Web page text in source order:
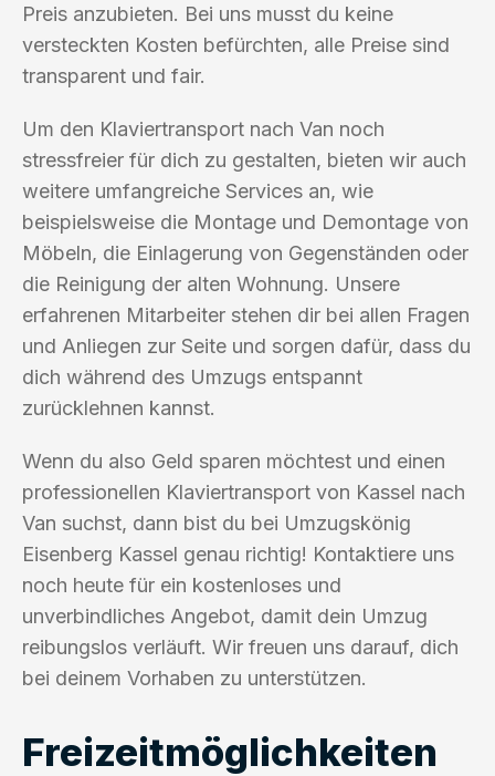
Preis anzubieten. Bei uns musst du keine
versteckten Kosten befürchten, alle Preise sind
transparent und fair.
Um den Klaviertransport nach Van noch
stressfreier für dich zu gestalten, bieten wir auch
weitere umfangreiche Services an, wie
beispielsweise die Montage und Demontage von
Möbeln, die Einlagerung von Gegenständen oder
die Reinigung der alten Wohnung. Unsere
erfahrenen Mitarbeiter stehen dir bei allen Fragen
und Anliegen zur Seite und sorgen dafür, dass du
dich während des Umzugs entspannt
zurücklehnen kannst.
Wenn du also Geld sparen möchtest und einen
professionellen Klaviertransport von Kassel nach
Van suchst, dann bist du bei Umzugskönig
Eisenberg Kassel genau richtig! Kontaktiere uns
noch heute für ein kostenloses und
unverbindliches Angebot, damit dein Umzug
reibungslos verläuft. Wir freuen uns darauf, dich
bei deinem Vorhaben zu unterstützen.
Freizeitmöglichkeiten